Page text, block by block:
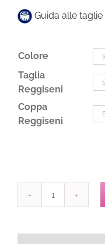
Guida alle taglie
Colore
Taglia
Reggiseni
Coppa
Reggiseni
Passionata